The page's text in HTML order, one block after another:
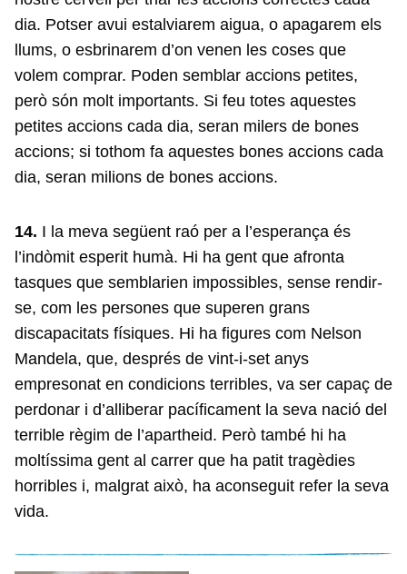
dia. Potser avui estalviarem aigua, o apagarem els
llums, o esbrinarem d’on venen les coses que
volem comprar. Poden semblar accions petites,
però són molt importants. Si feu totes aquestes
petites accions cada dia, seran milers de bones
accions; si tothom fa aquestes bones accions cada
dia, seran milions de bones accions.
14. I la meva següent raó per a l’esperança és
l’indòmit esperit humà. Hi ha gent que afronta
tasques que semblarien impossibles, sense rendir-
se, com les persones que superen grans
discapacitats físiques. Hi ha figures com Nelson
Mandela, que, després de vint-i-set anys
empresonat en condicions terribles, va ser capaç de
perdonar i d’alliberar pacíficament la seva nació del
terrible règim de l’apartheid. Però també hi ha
moltíssima gent al carrer que ha patit tragèdies
horribles i, malgrat això, ha aconseguit refer la seva
vida.